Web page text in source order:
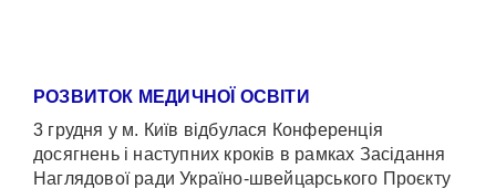
РОЗВИТОК МЕДИЧНОЇ ОСВІТИ
3 грудня у м. Київ відбулася Конференція
досягнень і наступних кроків в рамках Засідання
Наглядової ради Україно-швейцарського Проєкту